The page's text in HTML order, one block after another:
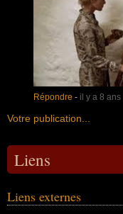
Répondre - il y a 8 ans
Votre publication...
Liens
Liens externes